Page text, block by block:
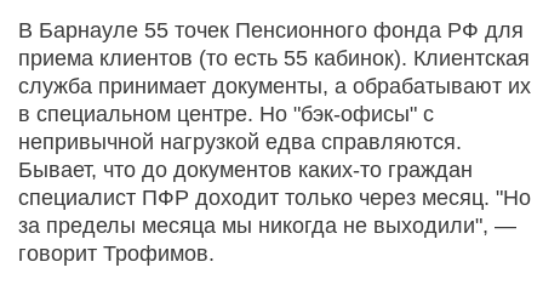
В Барнауле 55 точек Пенсионного фонда РФ для
приема клиентов (то есть 55 кабинок). Клиентская
служба принимает документы, а обрабатывают их
в специальном центре. Но "бэк-офисы" с
непривычной нагрузкой едва справляются.
Бывает, что до документов каких-то граждан
специалист ПФР доходит только через месяц. "Но
за пределы месяца мы никогда не выходили", —
говорит Трофимов.